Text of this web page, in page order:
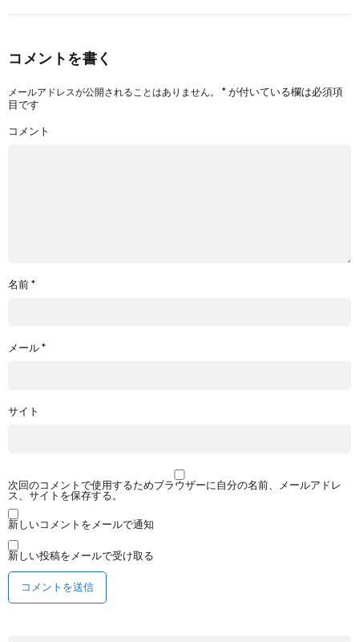
コメントを書く
メールアドレスが公開されることはありません。 *が付いている欄は必須項
目です
コメント
名前*
メール*
サイト
次回のコメントで使用するためブラウザーに自分の名前、メールアドレ
ス、サイトを保存する。
新しいコメントをメールで通知
新しい投稿をメールで受け取る